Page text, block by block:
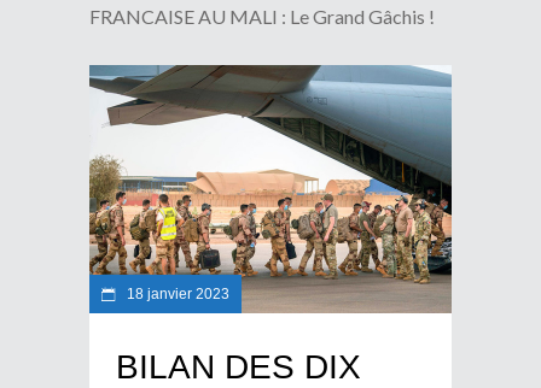
FRANCAISE AU MALI : Le Grand Gâchis !
18 janvier 2023
BILAN DES DIX